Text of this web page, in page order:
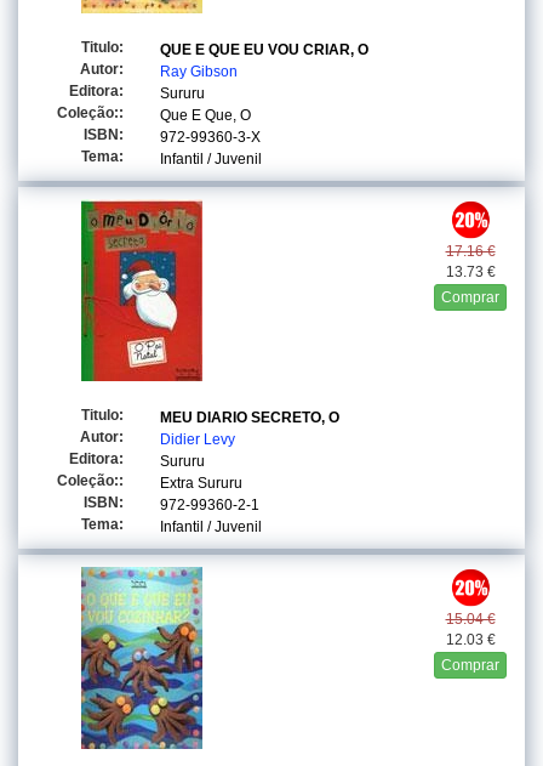
Titulo:
QUE E QUE EU VOU CRIAR, O
Autor:
Ray Gibson
Editora:
Sururu
Coleção::
Que E Que, O
ISBN:
972-99360-3-X
Tema:
Infantil / Juvenil
17.16 €
13.73 €
Comprar
Titulo:
MEU DIARIO SECRETO, O
Autor:
Didier Levy
Editora:
Sururu
Coleção::
Extra Sururu
ISBN:
972-99360-2-1
Tema:
Infantil / Juvenil
15.04 €
12.03 €
Comprar